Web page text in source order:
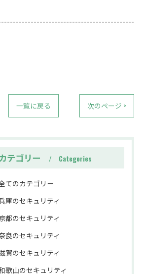
一覧に戻る 次のページ >
テゴリー Categories
てのカテゴリー
庫のセキュリティ
都のセキュリティ
良のセキュリティ
賀のセキュリティ
歌山のセキュリティ